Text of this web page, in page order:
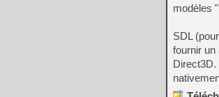
modèles
SDL
fournir un
Direct3D.